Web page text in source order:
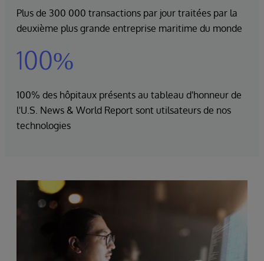
Plus de 300 000 transactions par jour traitées par la
deuxième plus grande entreprise maritime du monde
100%
100% des hôpitaux présents au tableau d'honneur de
l'U.S. News & World Report sont utilsateurs de nos
technologies